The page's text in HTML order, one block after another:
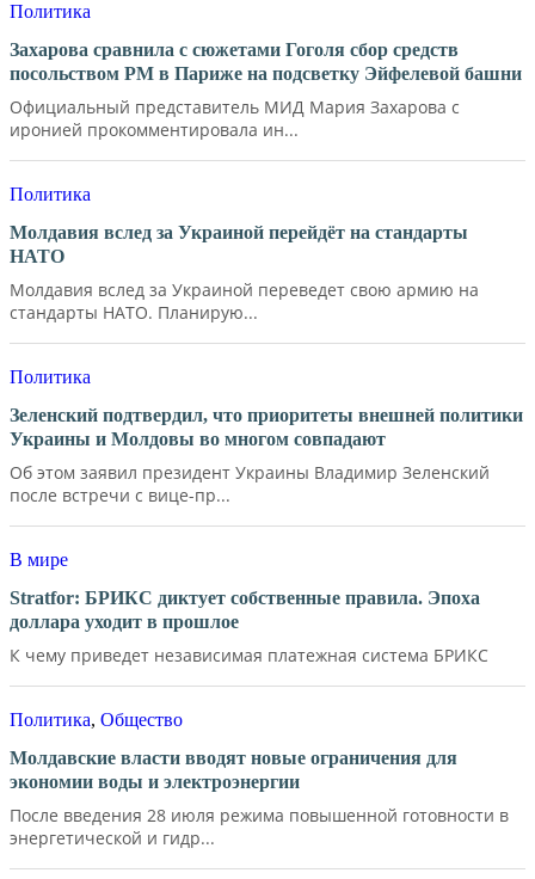
Политика
Захарова сравнила с сюжетами Гоголя сбор средств
посольством РМ в Париже на подсветку Эйфелевой башни
Официальный представитель МИД Мария Захарова с
иронией прокомментировала ин...
Политика
Молдавия вслед за Украиной перейдёт на стандарты
НАТО
Молдавия вслед за Украиной переведет свою армию на
стандарты НАТО. Планирую...
Политика
Зеленский подтвердил, что приоритеты внешней политики
Украины и Молдовы во многом совпадают
Об этом заявил президент Украины Владимир Зеленский
после встречи с вице-пр...
В мире
Stratfor: БРИКС диктует собственные правила. Эпоха
доллара уходит в прошлое
К чему приведет независимая платежная система БРИКС
Политика, Общество
Молдавские власти вводят новые ограничения для
экономии воды и электроэнергии
После введения 28 июля режима повышенной готовности в
энергетической и гидр...